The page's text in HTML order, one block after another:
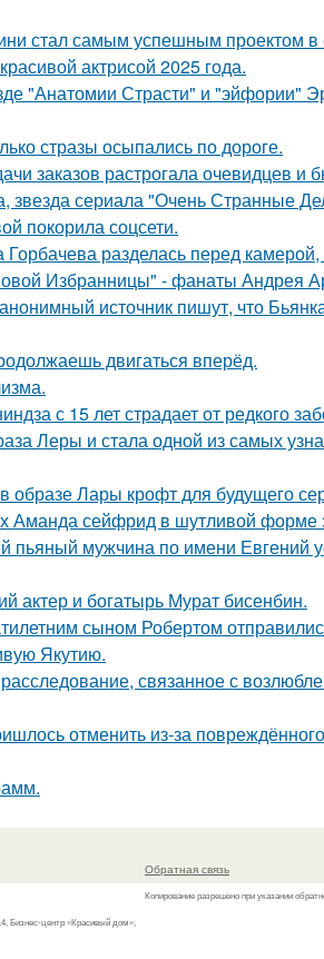
стал самым успешным проектом в
актрисой 2025 года.
"Анатомии Страсти" и "эйфории"
стразы осыпались по дороге.
заказов растрогала очевидцев и
звезда сериала "Очень Странные
покорила соцсети.
разделась перед
Избранницы" - фанаты Андрея
источник пишут, что
двигаться вперёд.
с 15 лет страдает от редкого
Леры и стала одной из самых
образе Лары крофт для будущего
Аманда сейфрид в шутливой форме
мужчина по имени Евгений
актер и богатырь Мурат бисенбин.
сыном Робертом
Якутию.
связанное с
отменить из-за
Бизнес-центр «Красивый дом»,
Обратная связь
Копирование разрешено при указании